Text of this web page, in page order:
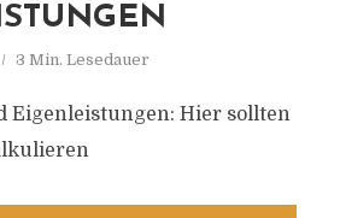
3 Min. Lesedauer
Eigenleistungen: Hier sollten